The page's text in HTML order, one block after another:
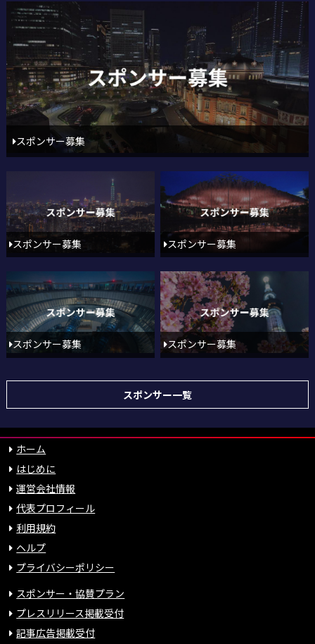
スポンサー募集
スポンサー募集 スポンサー募集
スポンサー募集 スポンサー募集
スポンサー一覧
ホーム
はじめに
運営会社情報
代表プロフィール
利用規約
ヘルプ
プライバシーポリシー
スポンサー・協賛プラン
プレスリリース掲載受付
記事広告掲載受付